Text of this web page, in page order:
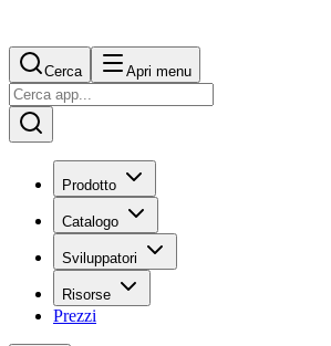
Cerca Apri menu
Prodotto
Catalogo
Sviluppatori
Risorse
Prezzi